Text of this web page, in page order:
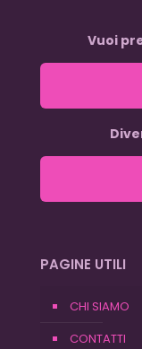
Vuoi
PAGINE UTILI
CHI SIAMO
CONTATTI